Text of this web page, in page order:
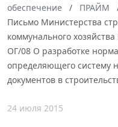
обеспечение
ПРАЙМ
Письмо Министерства
коммунального
ОГ/08 О разработке
определяющего систему
документов в
24 июля 2015